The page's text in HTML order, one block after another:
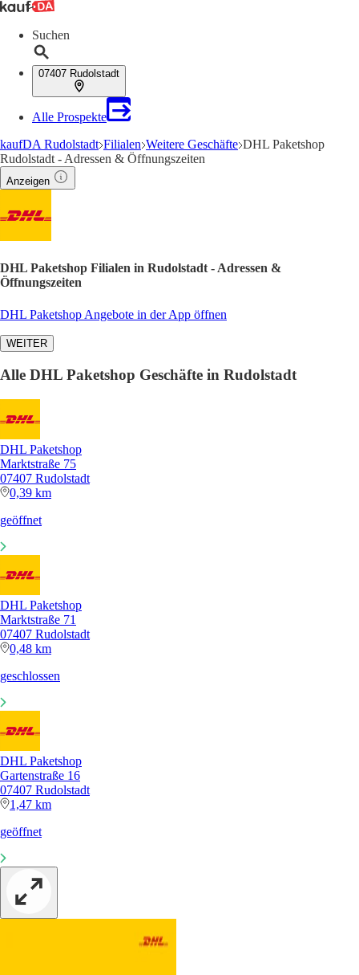
Suchen
07407 Rudolstadt
Alle Prospekte
kaufDA Rudolstadt Filialen Weitere Geschäfte DHL Paketshop
Rudolstadt - Adressen & Öffnungszeiten
Anzeigen
DHL Paketshop Filialen in Rudolstadt - Adressen &
Öffnungszeiten
DHL Paketshop Angebote in der App öffnen
WEITER
Alle DHL Paketshop Geschäfte in Rudolstadt
DHL Paketshop
Marktstraße 75
07407 Rudolstadt
0,39 km
geöffnet
DHL Paketshop
Marktstraße 71
07407 Rudolstadt
0,48 km
geschlossen
DHL Paketshop
Gartenstraße 16
07407 Rudolstadt
1,47 km
geöffnet